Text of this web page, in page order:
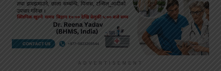
ADVERTISEMENT